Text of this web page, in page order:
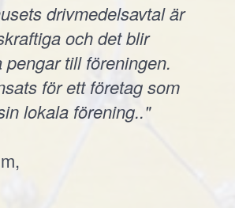
drivmedelsavtal är
och det blir
pengar till föreningen.
för ett företag som
lokala förening.."